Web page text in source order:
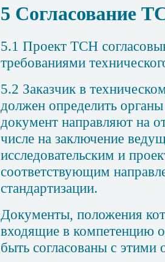
5 Согласование
5.1 Проект ТСН
требованиями
5.2 Заказчик в
должен определить
документ направляют на
числе на заключение
исследовательским и
соответствующим
стандартизации.
Документы, положения
входящие в компетенцию
быть согласованы с этими